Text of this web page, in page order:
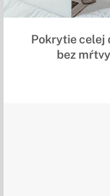
Pokrytie celej
bez